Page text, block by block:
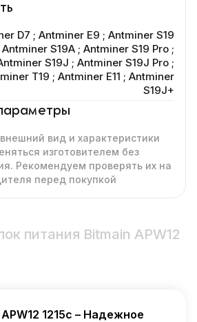
D7 ; Antminer E9 ; Antminer S19
Antminer S19A ; Antminer S19 Pro ;
S19J ; Antminer S19J Pro ;
T19 ; Antminer E11 ; Antminer
S19J+
вид и характеристики
изготовителем без
Рекомендуем проверять их на
перед покупкой
питания Bitmain APW12
1215c – Надежное